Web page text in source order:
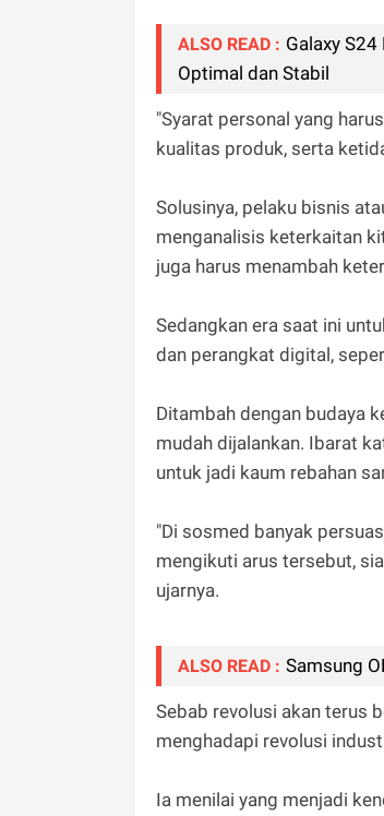
ALSO READ : Galaxy
Optimal dan Stabil
"Syarat personal yang
kualitas produk, serta
Solusinya, pelaku bisnis
menganalisis keterkaitan
juga harus menambah
Sedangkan era saat ini
dan perangkat digital,
Ditambah dengan budaya
mudah dijalankan. Ibarat
untuk jadi kaum rebahan
"Di sosmed banyak
mengikuti arus tersebut,
ujarnya.
ALSO READ : Samsung
Sebab revolusi akan terus
menghadapi revolusi
Ia menilai yang menjadi